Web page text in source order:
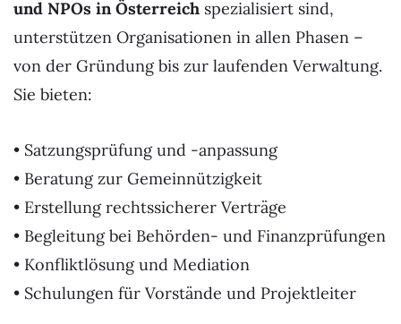
und NPOs in Österreich spezialisiert sind,
unterstützen Organisationen in allen Phasen –
von der Gründung bis zur laufenden Verwaltung.
Sie bieten:
• Satzungsprüfung und -anpassung
• Beratung zur Gemeinnützigkeit
• Erstellung rechtssicherer Verträge
• Begleitung bei Behörden- und Finanzprüfungen
• Konfliktlösung und Mediation
• Schulungen für Vorstände und Projektleiter